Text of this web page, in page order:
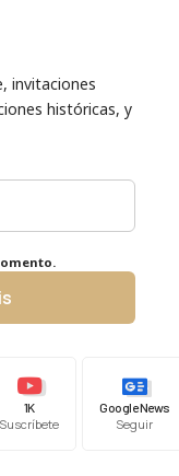
invitaciones
históricas, y
1K
Suscríbete
Google News
Seguir